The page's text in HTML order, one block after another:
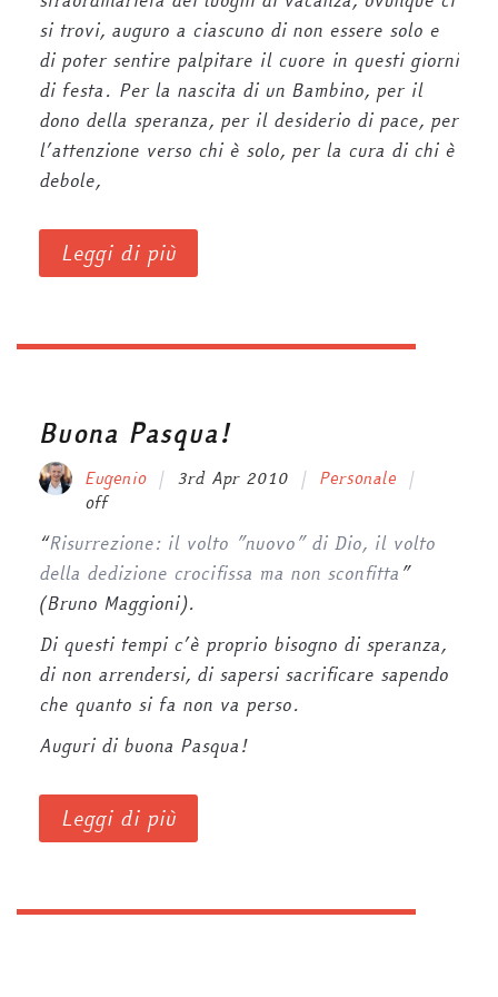
si trovi, auguro a ciascuno di non essere solo e
di poter sentire palpitare il cuore in questi giorni
di festa. Per la nascita di un Bambino, per il
dono della speranza, per il desiderio di pace, per
l’attenzione verso chi è solo, per la cura di chi è
debole,
Leggi di più
Buona Pasqua!
Eugenio 3rd Apr 2010
Personale
off
“Risurrezione: il volto ”nuovo” di Dio, il volto
della dedizione crocifissa ma non sconfitta ”
(Bruno Maggioni).
Di questi tempi c’è proprio bisogno di speranza,
di non arrendersi, di sapersi sacrificare sapendo
che quanto si fa non va perso.
Auguri di buona Pasqua!
Leggi di più